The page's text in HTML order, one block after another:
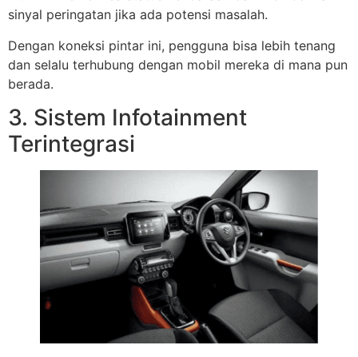
sinyal peringatan jika ada potensi masalah.
Dengan koneksi pintar ini, pengguna bisa lebih tenang
dan selalu terhubung dengan mobil mereka di mana pun
berada.
3. Sistem Infotainment
Terintegrasi